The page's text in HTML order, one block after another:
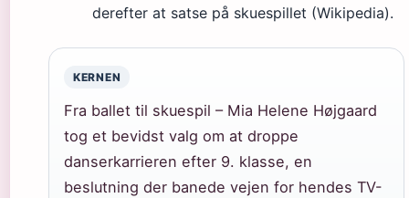
derefter at satse på skuespillet (Wikipedia).
KERNEN
Fra ballet til skuespil – Mia Helene Højgaard
tog et bevidst valg om at droppe
danserkarrieren efter 9. klasse, en
beslutning der banede vejen for hendes TV-